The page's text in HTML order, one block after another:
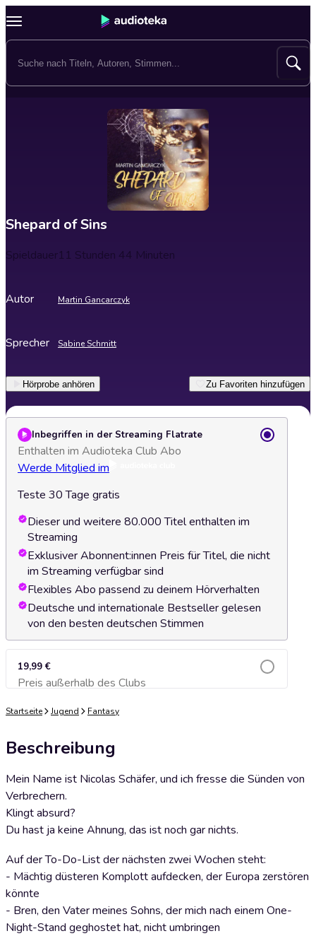
Shepard of Sins
Spieldauer11 Stunden 44 Minuten
Autor Martin Gancarczyk
Sprecher Sabine Schmitt
Hörprobe anhören Zu Favoriten hinzufügen
Inbegriffen in der Streaming Flatrate
Enthalten im Audioteka Club Abo
Werde Mitglied im
Teste 30 Tage gratis
Dieser und weitere 80.000 Titel enthalten im
Streaming
Exklusiver Abonnent:innen Preis für Titel, die nicht
im Streaming verfügbar sind
Flexibles Abo passend zu deinem Hörverhalten
Deutsche und internationale Bestseller gelesen
von den besten deutschen Stimmen
19,99 €
Preis außerhalb des ClubsZum Warenkorb hinzufügen
Startseite Jugend Fantasy
Beschreibung
Mein Name ist Nicolas Schäfer, und ich fresse die Sünden von
Verbrechern.
Klingt absurd?
Du hast ja keine Ahnung, das ist noch gar nichts.
Auf der To-Do-List der nächsten zwei Wochen steht:
- Mächtig düsteren Komplott aufdecken, der Europa zerstören
könnte
- Bren, den Vater meines Sohns, der mich nach einem One-
Night-Stand geghostet hat, nicht umbringen